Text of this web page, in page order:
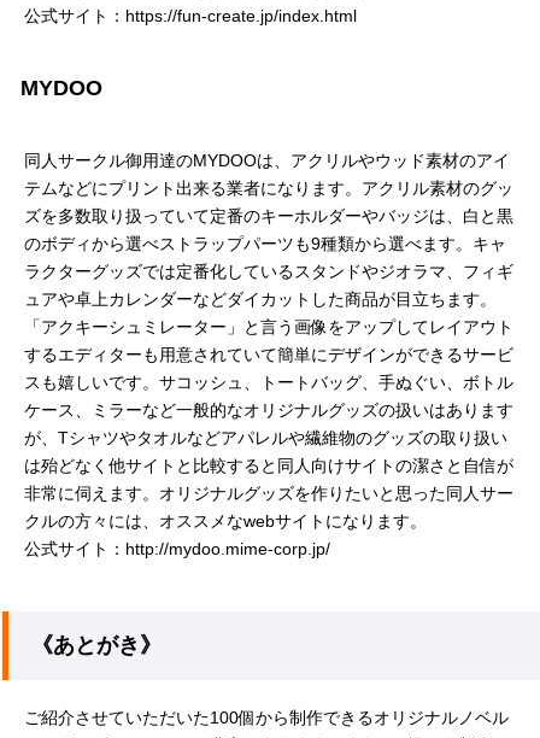
公式サイト：https://fun-create.jp/index.html
MYDOO
同人サークル御用達のMYDOOは、アクリルやウッド素材のアイ
テムなどにプリント出来る業者になります。アクリル素材のグッ
ズを多数取り扱っていて定番のキーホルダーやバッジは、白と黒
のボディから選べストラップパーツも9種類から選べます。キャ
ラクターグッズでは定番化しているスタンドやジオラマ、フィギ
ュアや卓上カレンダーなどダイカットした商品が目立ちます。
「アクキーシュミレーター」と言う画像をアップしてレイアウト
するエディターも用意されていて簡単にデザインができるサービ
スも嬉しいです。サコッシュ、トートバッグ、手ぬぐい、ボトル
ケース、ミラーなど一般的なオリジナルグッズの扱いはあります
が、Tシャツやタオルなどアパレルや繊維物のグッズの取り扱い
は殆どなく他サイトと比較すると同人向けサイトの潔さと自信が
非常に伺えます。オリジナルグッズを作りたいと思った同人サー
クルの方々には、オススメなwebサイトになります。
公式サイト：http://mydoo.mime-corp.jp/
《あとがき》
ご紹介させていただいた100個から制作できるオリジナルノベル